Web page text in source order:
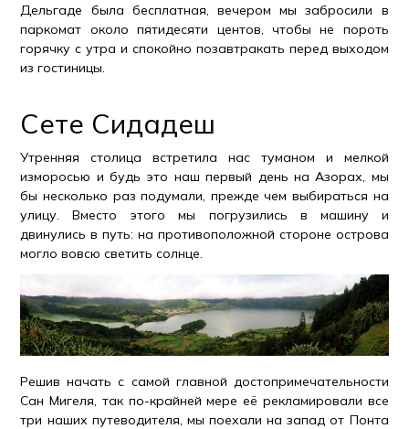
Дельгаде была бесплатная, вечером мы забросили в
паркомат около пятидесяти центов, чтобы не пороть
горячку с утра и спокойно позавтракать перед выходом
из гостиницы.
Сете Сидадеш
Утренняя столица встретила нас туманом и мелкой
изморосью и будь это наш первый день на Азорах, мы
бы несколько раз подумали, прежде чем выбираться на
улицу. Вместо этого мы погрузились в машину и
двинулись в путь: на противоположной стороне острова
могло вовсю светить солнце.
Решив начать с самой главной достопримечательности
Сан Мигеля, так по-крайней мере её рекламировали все
три наших путеводителя, мы поехали на запад от Понта